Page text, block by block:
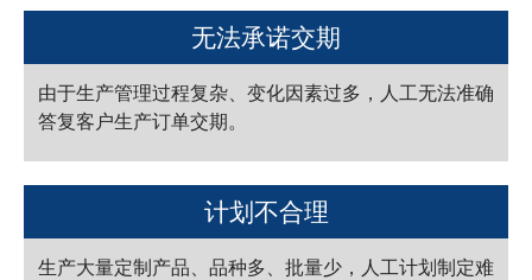
无法承诺交期
由于生产管理过程复杂、变化因素过多，人工无法准确
答复客户生产订单交期。
计划不合理
生产大量定制产品、品种多、批量少，人工计划制定难